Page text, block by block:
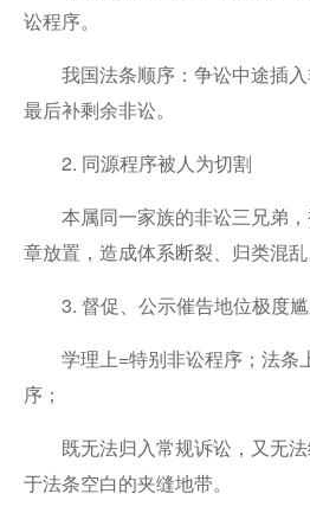
讼程序。
我国法条顺序：争讼中途插
最后补剩余非讼。
2. 同源程序被人为切割
本属同一家族的非讼三兄弟
章放置，造成体系断裂、归类混乱
3. 督促、公示催告地位极度
学理上=特别非讼程序；法条
序；
既无法归入常规诉讼，又无
于法条空白的夹缝地带。